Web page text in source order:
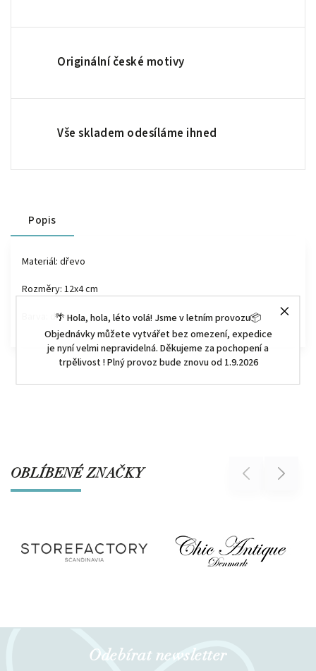
🌴 Hola, hola, léto volá! Jsme v letním provozu📦
Objednávky můžete vytvářet bez omezení, expedice
je nyní velmi nepravidelná. Děkujeme za pochopení a
trpělivost ! Plný provoz bude znovu od 1.9.2026
Originální české motivy
Vše skladem odesíláme ihned
Popis
Materiál: dřevo
Rozměry: 12x4 cm
Barva: dřevo
OBLÍBENÉ ZNAČKY Previous Next
Odebírat newsletter